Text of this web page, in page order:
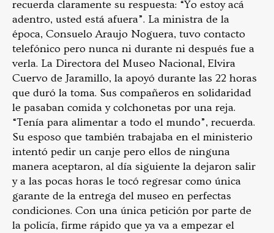
recuerda claramente su respuesta: “Yo estoy acá
adentro, usted está afuera”. La ministra de la
época, Consuelo Araujo Noguera, tuvo contacto
telefónico pero nunca ni durante ni después fue a
verla. La Directora del Museo Nacional, Elvira
Cuervo de Jaramillo, la apoyó durante las 22 horas
que duró la toma. Sus compañeros en solidaridad
le pasaban comida y colchonetas por una reja.
“Tenía para alimentar a todo el mundo”, recuerda.
Su esposo que también trabajaba en el ministerio
intentó pedir un canje pero ellos de ninguna
manera aceptaron, al día siguiente la dejaron salir
y a las pocas horas le tocó regresar como única
garante de la entrega del museo en perfectas
condiciones. Con una única petición por parte de
la policía, firme rápido que ya va a empezar el